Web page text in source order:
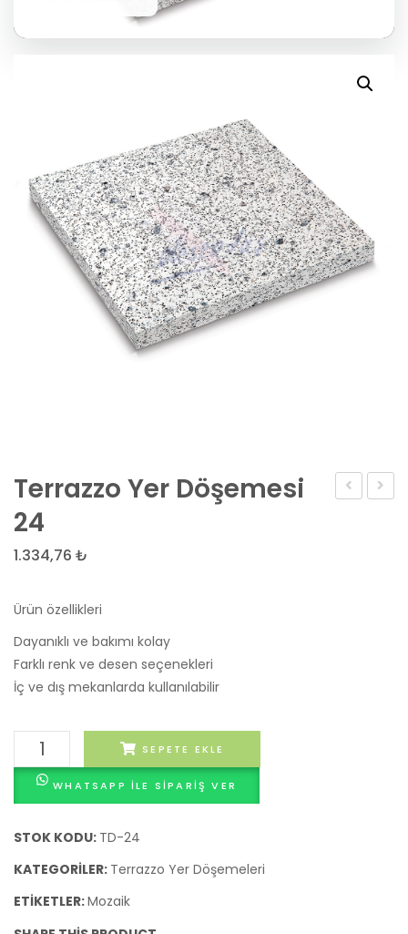
Terrazzo Yer Döşemesi
24
1.334,76 ₺
Ürün özellikleri
Dayanıklı ve bakımı kolay
Farklı renk ve desen seçenekleri
İç ve dış mekanlarda kullanılabilir
Terrazzo
Yer
Döşemesi
adet
SEPETE EKLE
WHATSAPP ILE SIPARIŞ VER
STOK KODU: TD-24
KATEGORILER: Terrazzo Yer Döşemeleri
ETIKETLER:Mozaik